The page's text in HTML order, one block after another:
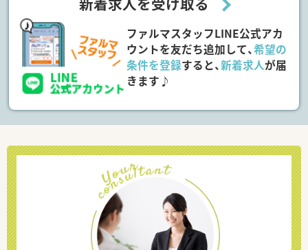
ファルマスタッフLINE公式アカ
ウントを友だち追加して、希望の
条件を登録すると、新着求人が届
きます♪